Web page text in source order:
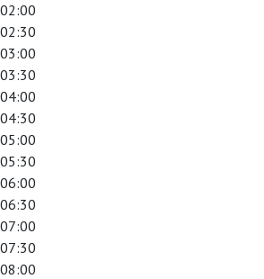
02:00
02:30
03:00
03:30
04:00
04:30
05:00
05:30
06:00
06:30
07:00
07:30
08:00